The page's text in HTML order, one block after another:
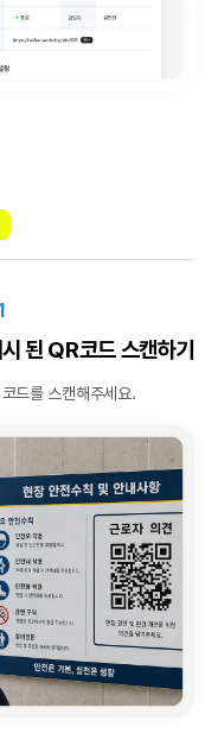
된 QR코드 스캔하기
드를 스캔해주세요.